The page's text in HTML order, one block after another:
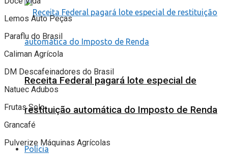
Receita Federal pagará lote especial de
restituição automática do Imposto de Renda
Polícia
Lemos Auto Peças
Paraflu do Brasil
Caliman Agrícola
DM Descafeinadores do Brasil
Natuec Adubos
Frutas Solo
Grancafé
Pulverize Máquinas Agrícolas